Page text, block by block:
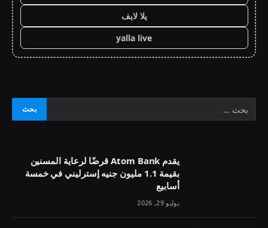
يلا لايف
yalla live
يقدم Atom Bank قرضًا لرعاية المسنين
بقيمة 1.1 مليون جنيه إسترليني في خمسة
أسابيع
يوليو 29, 2026